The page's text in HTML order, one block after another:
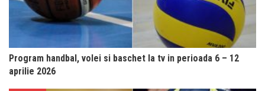
Program handbal, volei si baschet la tv in perioada 6 – 12
aprilie 2026